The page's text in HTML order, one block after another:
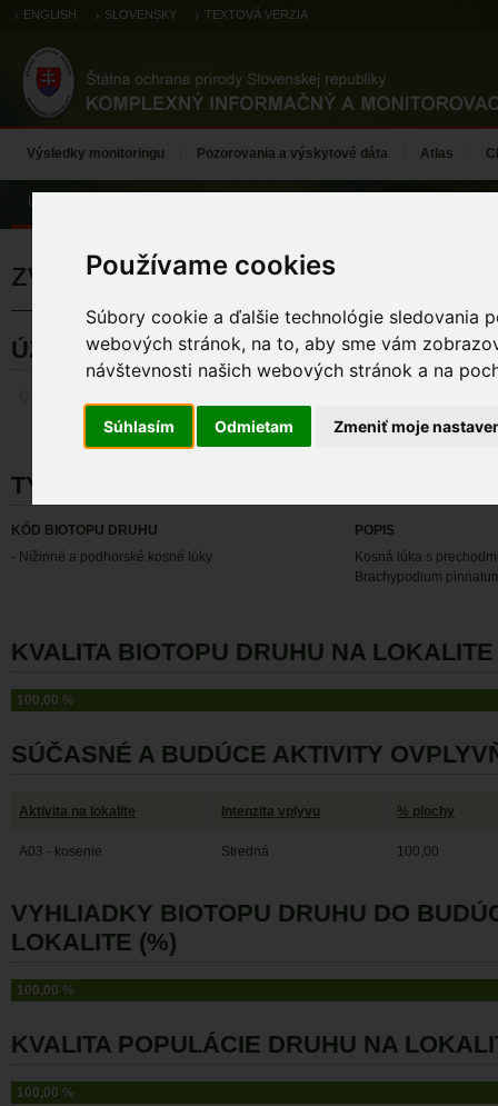
Používame cookies
Súbory cookie a ďalšie technológie sledovania
webových stránok, na to, aby sme vám
návštevnosti našich webových stránok a na
Súhlasím Odmietam Zmeniť moje
ENGLISH SLOVENSKY TEXTOVÁ VERZIA
Výsledky monitoringu Pozorovania a výskytové dáta Atlas
Úvod
zvonček hrubokoreňový
ÚZEMIA NA MAPE
Záznamy monitoringu
TYP BIOTOPU DRUHU
KÓD BIOTOPU DRUHU
- Nížinné a podhorské kosné lúky
POPIS
Kosná lúka s
Brachypodium
KVALITA BIOTOPU DRUHU NA
100,00 %
SÚČASNÉ A BUDÚCE AKTIVITY
Aktivita na lokalite Intenzita vplyvu % plochy
A03 - kosenie Stredná 100,00
VYHLIADKY BIOTOPU DRUHU DO
LOKALITE (%)
100,00 %
KVALITA POPULÁCIE DRUHU NA
100,00 %